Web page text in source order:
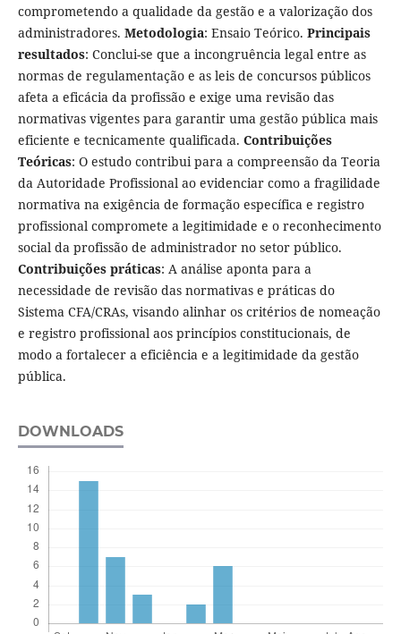
comprometendo a qualidade da gestão e a valorização dos
administradores. Metodologia: Ensaio Teórico. Principais
resultados: Conclui-se que a incongruência legal entre as
normas de regulamentação e as leis de concursos públicos
afeta a eficácia da profissão e exige uma revisão das
normativas vigentes para garantir uma gestão pública mais
eficiente e tecnicamente qualificada. Contribuições
Teóricas: O estudo contribui para a compreensão da Teoria
da Autoridade Profissional ao evidenciar como a fragilidade
normativa na exigência de formação específica e registro
profissional compromete a legitimidade e o reconhecimento
social da profissão de administrador no setor público.
Contribuições práticas: A análise aponta para a
necessidade de revisão das normativas e práticas do
Sistema CFA/CRAs, visando alinhar os critérios de nomeação
e registro profissional aos princípios constitucionais, de
modo a fortalecer a eficiência e a legitimidade da gestão
pública.
DOWNLOADS